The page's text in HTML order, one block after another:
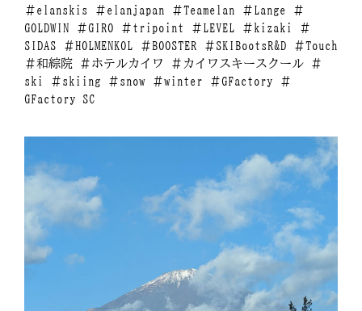
＃elanskis ＃elanjapan ＃Teamelan ＃Lange ＃
GOLDWIN ＃GIRO ＃tripoint ＃LEVEL ＃kizaki ＃
SIDAS ＃HOLMENKOL ＃BOOSTER ＃SKIBootsR&D ＃Touch
＃和綜院 ＃ホテルカイワ ＃カイワスキースクール ＃
ski ＃skiing ＃snow ＃winter ＃GFactory ＃
GFactory SC